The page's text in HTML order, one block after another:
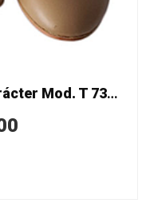
Artist City - Zapatilla de carácter Mod. T 7322-8